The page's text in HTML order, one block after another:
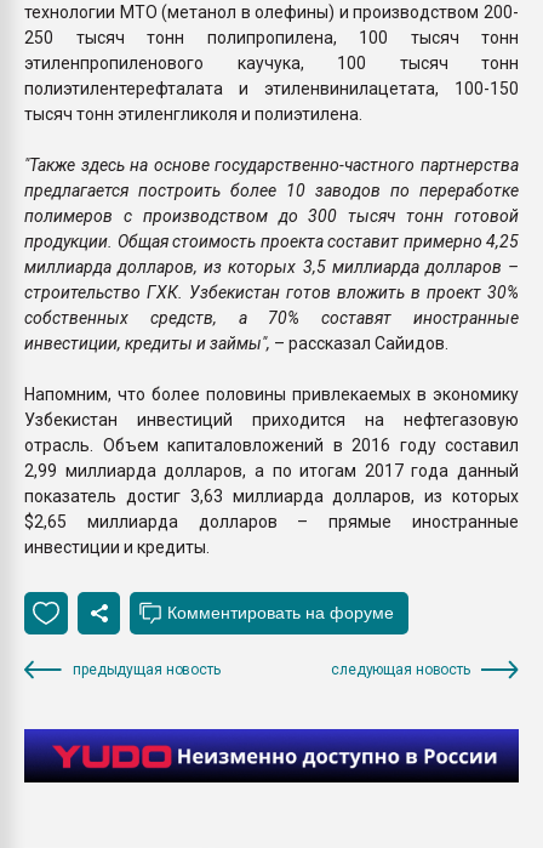
технологии МТО (метанол в олефины) и производством 200-
250 тысяч тонн полипропилена, 100 тысяч тонн
этиленпропиленового каучука, 100 тысяч тонн
полиэтилентерефталата и этиленвинилацетата, 100-150
тысяч тонн этиленгликоля и полиэтилена.
"Также здесь на основе государственно-частного партнерства
предлагается построить более 10 заводов по переработке
полимеров с производством до 300 тысяч тонн готовой
продукции. Общая стоимость проекта составит примерно 4,25
миллиарда долларов, из которых 3,5 миллиарда долларов –
строительство ГХК. Узбекистан готов вложить в проект 30%
собственных средств, а 70% составят иностранные
инвестиции, кредиты и займы", – рассказал Сайидов.
Напомним, что более половины привлекаемых в экономику
Узбекистан инвестиций приходится на нефтегазовую
отрасль. Объем капиталовложений в 2016 году составил
2,99 миллиарда долларов, а по итогам 2017 года данный
показатель достиг 3,63 миллиарда долларов, из которых
$2,65 миллиарда долларов – прямые иностранные
инвестиции и кредиты.
предыдущая новость следующая новость